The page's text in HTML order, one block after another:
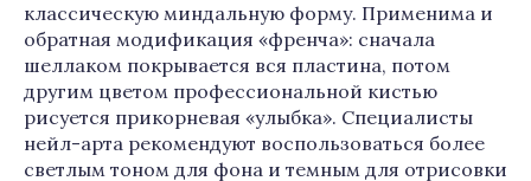
классическую миндальную форму. Применима и
обратная модификация «френча»: сначала
шеллаком покрывается вся пластина, потом
другим цветом профессиональной кистью
рисуется прикорневая «улыбка». Специалисты
нейл-арта рекомендуют воспользоваться более
светлым тоном для фона и темным для отрисовки